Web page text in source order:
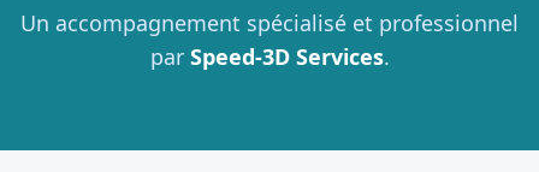
Un accompagnement spécialisé et professionnel
par Speed-3D Services.